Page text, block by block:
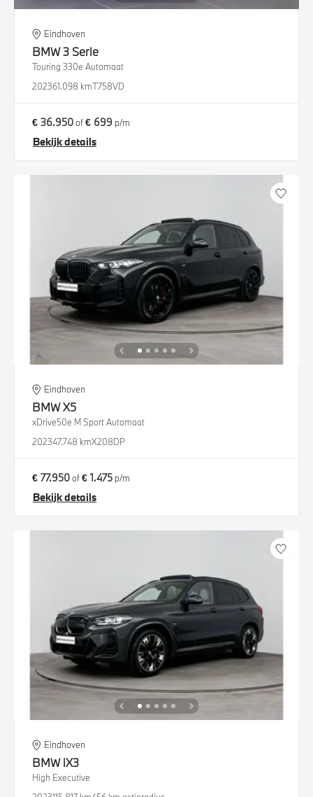
Eindhoven
BMW3 Serie
Touring 330e Automaat
202361.098 kmT758VD
€ 36.950of€ 699 p/m
Bekijk details
Eindhoven
BMWX5
xDrive50e M Sport Automaat
202347.748 kmX208DP
€ 77.950of€ 1.475 p/m
Bekijk details
Eindhoven
BMW iX3
High Executive